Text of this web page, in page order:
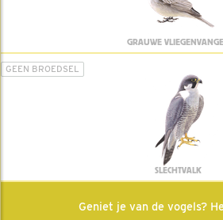
GRAUWE
GEEN BROEDSEL
SLECHTVALK
Geniet je van de vogels?